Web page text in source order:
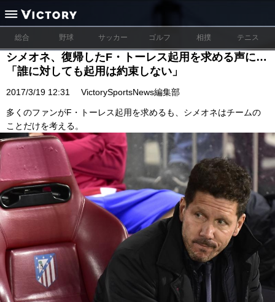
総合 野球 サッカー ゴルフ 相撲 テニス
シメオネ、復帰したF・トーレス起用を求める声に…
「誰に対しても起用は約束しない」
2017/3/19 12:31 VictorySportsNews編集部
多くのファンがF・トーレス起用を求めるも、シメオネはチームの
ことだけを考える。